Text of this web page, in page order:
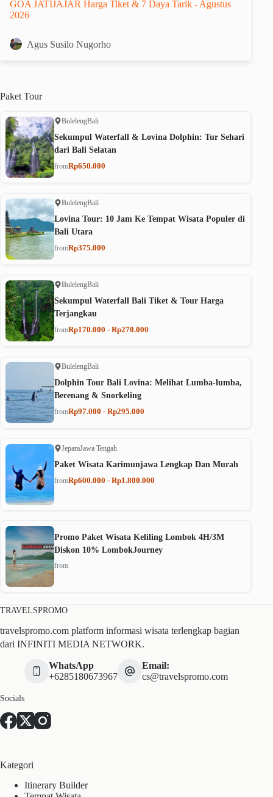
GOA JATIJAJAR Harga Tiket & 7 Daya Tarik - Agustus
2026
Agus Susilo Nugorho
Paket Tour
BulelengBali
Sekumpul Waterfall & Lovina Dolphin: Tur Sehari
dari Bali Selatan
fromRp650.000
BulelengBali
Lovina Tour: 10 Jam Ke Tempat Wisata Populer di
Bali Utara
fromRp375.000
BulelengBali
Sekumpul Waterfall Bali Tiket & Tour Harga
Terjangkau
fromRp170.000 - Rp270.000
BulelengBali
Dolphin Tour Bali Lovina: Melihat Lumba-lumba,
Berenang & Snorkeling
fromRp97.000 - Rp295.000
JeparaJawa Tengah
Paket Wisata Karimunjawa Lengkap Dan Murah
fromRp600.000 - Rp1.800.000
Promo Paket Wisata Keliling Lombok 4H/3M
Diskon 10% LombokJourney
from
TRAVELSPROMO
travelspromo.com platform informasi wisata terlengkap bagian
dari INFINITI MEDIA NETWORK.
WhatsApp
+6285180673967
Email:
cs@travelspromo.com
Socials
Kategori
Itinerary Builder